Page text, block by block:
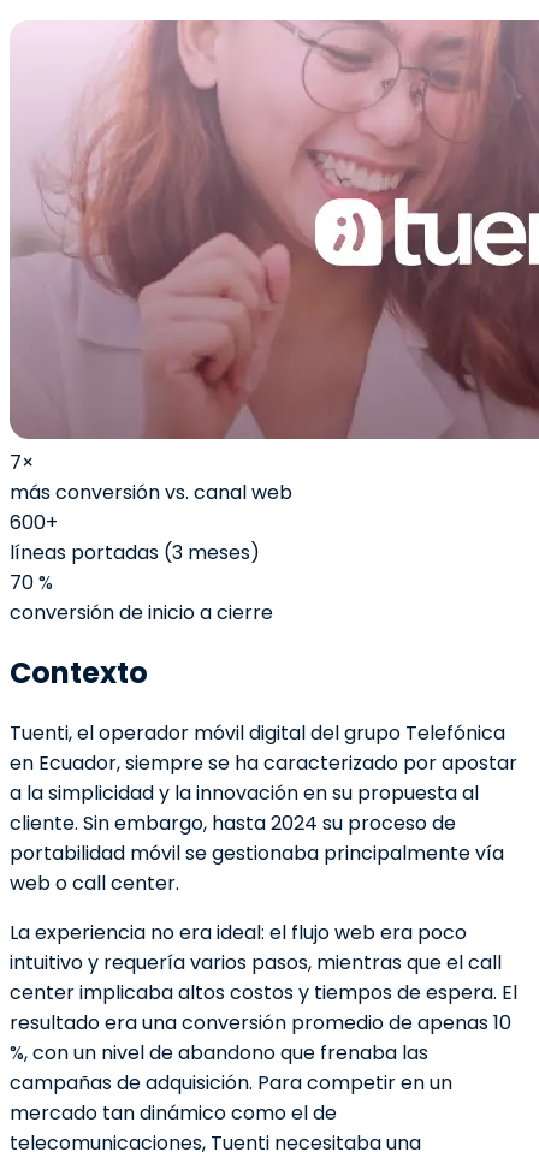
7×
más conversión vs. canal web
600+
líneas portadas (3 meses)
70 %
conversión de inicio a cierre
Contexto
Tuenti, el operador móvil digital del grupo Telefónica
en Ecuador, siempre se ha caracterizado por apostar
a la simplicidad y la innovación en su propuesta al
cliente. Sin embargo, hasta 2024 su proceso de
portabilidad móvil se gestionaba principalmente vía
web o call center.
La experiencia no era ideal: el flujo web era poco
intuitivo y requería varios pasos, mientras que el call
center implicaba altos costos y tiempos de espera. El
resultado era una conversión promedio de apenas 10
%, con un nivel de abandono que frenaba las
campañas de adquisición. Para competir en un
mercado tan dinámico como el de
telecomunicaciones, Tuenti necesitaba una